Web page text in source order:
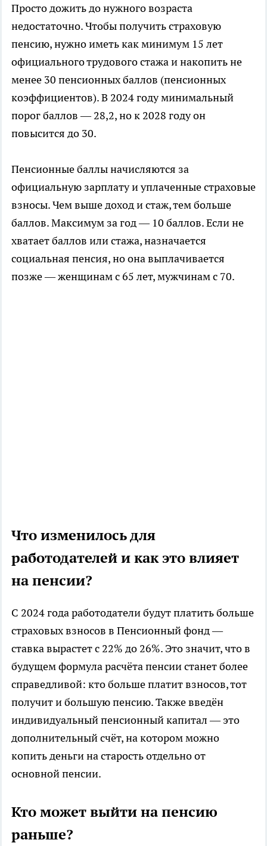
Просто дожить до нужного возраста
недостаточно. Чтобы получить страховую
пенсию, нужно иметь как минимум 15 лет
официального трудового стажа и накопить не
менее 30 пенсионных баллов (пенсионных
коэффициентов). В 2024 году минимальный
порог баллов — 28,2, но к 2028 году он
повысится до 30.
Пенсионные баллы начисляются за
официальную зарплату и уплаченные страховые
взносы. Чем выше доход и стаж, тем больше
баллов. Максимум за год — 10 баллов. Если не
хватает баллов или стажа, назначается
социальная пенсия, но она выплачивается
позже — женщинам с 65 лет, мужчинам с 70.
Что изменилось для
работодателей и как это влияет
на пенсии?
С 2024 года работодатели будут платить больше
страховых взносов в Пенсионный фонд —
ставка вырастет с 22% до 26%. Это значит, что в
будущем формула расчёта пенсии станет более
справедливой: кто больше платит взносов, тот
получит и большую пенсию. Также введён
индивидуальный пенсионный капитал — это
дополнительный счёт, на котором можно
копить деньги на старость отдельно от
основной пенсии.
Кто может выйти на пенсию
раньше?